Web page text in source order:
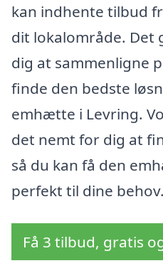
kan indhente tilbud
dit lokalområde. Det
dig at sammenligne
finde den bedste
emhætte i Levring.
det nemt for dig at
så du kan få den
perfekt til dine behov.
Få 3 tilbud, gratis